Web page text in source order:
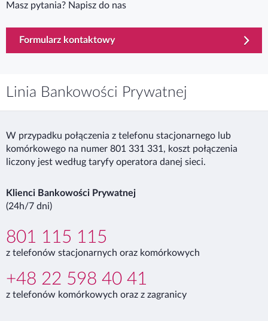
Masz pytania? Napisz do nas
Formularz kontaktowy
Linia Bankowości Prywatnej
W przypadku połączenia z telefonu stacjonarnego lub
komórkowego na numer 801 331 331, koszt połączenia
liczony jest według taryfy operatora danej sieci.
Klienci Bankowości Prywatnej
(24h/7 dni)
801 115 115
z telefonów stacjonarnych oraz komórkowych
+48 22 598 40 41
z telefonów komórkowych oraz z zagranicy